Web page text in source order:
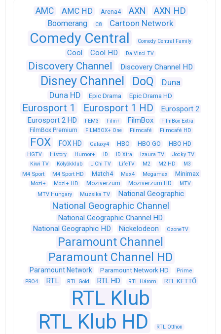
AMC AMC HD Arena4 AXN AXN HD
Boomerang C8 Cartoon Network
Comedy Central Comedy Central Family
Cool Cool HD Da Vinci TV
Discovery Channel Discovery Channel HD
Disney Channel DoQ
Duna
Duna HD
Epic Drama Epic Drama HD
Eurosport 1 Eurosport 1 HD
Eurosport 2
Eurosport 2 HD
FEM3 Film+ FilmBox FilmBox Extra
FilmBox Premium FILMBOX+ One Filmcafé Filmcafé HD
FOX FOX HD Galaxy4 HBO HBO GO HBO HD
HGTV History Humor+ ID ID Xtra Izaura TV
Jocky TV
Kiwi TV
Kölyökklub LiChi TV LifeTV M2 M2 HD M3
M4 Sport M4 Sport HD Match4 Max4 Megamax Minimax
Mozi+ Mozi+ HD Moziverzum Moziverzum HD
MTV
MTV Hungary
Muzsika TV National Geographic
National Geographic Channel
National Geographic Channel HD
National Geographic HD
Nickelodeon OzoneTV
Paramount Channel
Paramount Channel HD
Paramount Network Paramount Network HD Prime
PRO4 RTL RTL Gold RTL HD RTL Három RTL KETTŐ
RTL Klub
RTL Klub HD
RTL Otthon